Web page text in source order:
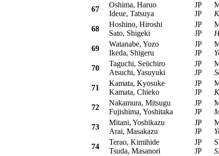
67
Oshima, Haruo
Ideue, Tatsuya
JP
JP
68
Hoshino, Hiroshi
Sato, Shigeki
JP
JP
69
Watanabe, Yozo
Ikeda, Shigeru
JP
JP
70
Taguchi, Seiichiro
Atsuchi, Yasuyuki
JP
JP
71
Kamata, Kyosuke
Kamata, Chieko
JP
JP
72
Nakamura, Mitsugu
Fujishima, Yoshitaka
JP
JP
73
Mitani, Yoshikazu
Arai, Masakazu
JP
JP
74
Terao, Kimihide
Tsuda, Masanori
JP
JP